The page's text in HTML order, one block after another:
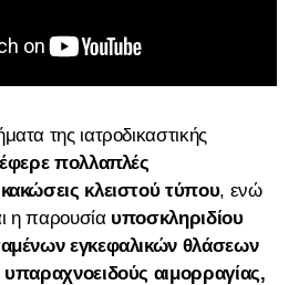
της ιατροδικαστικής
έφερε πολλαπλές
κλειστού τύπου, ενώ
η παρουσία υποσκληριδίου
εγκεφαλικών θλάσεων
υπαραχνοειδούς αιμορραγίας,